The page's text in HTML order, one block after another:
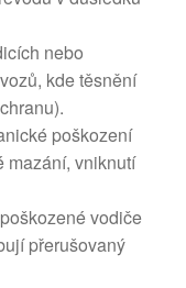
nebo
kde těsnění
poškození
mazání, vniknutí
vodiče
přerušovaný